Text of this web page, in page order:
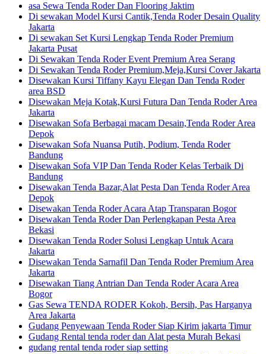
asa Sewa Tenda Roder Dan Flooring Jaktim
Di sewakan Model Kursi Cantik,Tenda Roder Desain Quality
Jakarta
Di sewakan Set Kursi Lengkap Tenda Roder Premium
Jakarta Pusat
Di Sewakan Tenda Roder Event Premium Area Serang
Di Sewakan Tenda Roder Premium,Meja,Kursi Cover Jakarta
Disewakan Kursi Tiffany Kayu Elegan Dan Tenda Roder
area BSD
Disewakan Meja Kotak,Kursi Futura Dan Tenda Roder Area
Jakarta
Disewakan Sofa Berbagai macam Desain,Tenda Roder Area
Depok
Disewakan Sofa Nuansa Putih, Podium, Tenda Roder
Bandung
Disewakan Sofa VIP Dan Tenda Roder Kelas Terbaik Di
Bandung
Disewakan Tenda Bazar,Alat Pesta Dan Tenda Roder Area
Depok
Disewakan Tenda Roder Acara Atap Transparan Bogor
Disewakan Tenda Roder Dan Perlengkapan Pesta Area
Bekasi
Disewakan Tenda Roder Solusi Lengkap Untuk Acara
Jakarta
Disewakan Tenda Sarnafil Dan Tenda Roder Premium Area
Jakarta
Disewakan Tiang Antrian Dan Tenda Roder Acara Area
Bogor
Gas Sewa TENDA RODER Kokoh, Bersih, Pas Harganya
Area Jakarta
Gudang Penyewaan Tenda Roder Siap Kirim jakarta Timur
Gudang Rental tenda roder dan Alat pesta Murah Bekasi
gudang rental tenda roder siap setting